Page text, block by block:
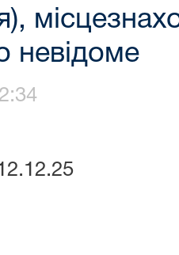
невідоме